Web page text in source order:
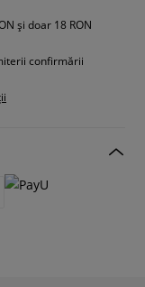
și doar 18 RON
confirmării